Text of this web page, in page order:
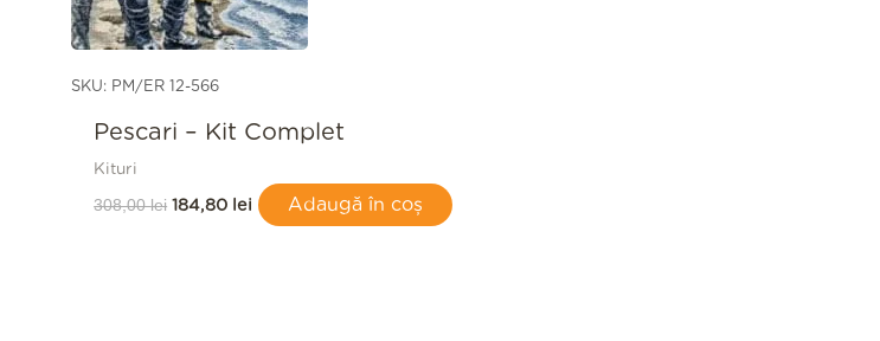
SKU: PM/ER 12-566
Pescari – Kit Complet
Kituri
308,00lei 184,80 lei Adaugă în coș